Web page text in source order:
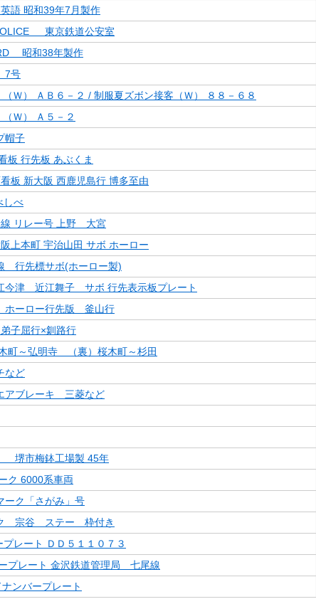
語 昭和39年7月製作
東京鉄道公安室
昭和38年製作
7号
Ｗ） ＡＢ６－２ / 制服夏ズボン接客（Ｗ） ８８－６８
Ｗ） Ａ５－２
帽子
板 行先板 あぶくま
板 新大阪 西鹿児島行 博多至由
しべ
線 リレー号 上野 大宮
上本町 宇治山田 サボ ホーロー
行先標サボ(ホーロー製)
津 近江舞子 サボ 行先表示板プレート
ーロー行先版 釜山行
子屈行×釧路行
町～弘明寺 （裏）桜木町～杉田
など
アブレーキ 三菱など
堺市梅鉢工場製 45年
ク 6000系車両
ーク「さがみ」号
宗谷 ステー 枠付き
レート ＤＤ５１１０７３
プレート 金沢鉄道管理局 七尾線
ンバープレート